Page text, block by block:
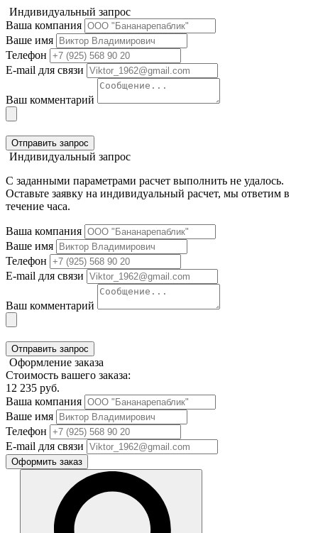
Индивидуальный запрос
Ваша компания
Ваше имя
Телефон
E-mail для связи
Ваш комментарий
Отправить запрос
Индивидуальный запрос
С заданными параметрами расчет выполнить не удалось.
Оставьте заявку на индивидуальный расчет, мы ответим в
течение часа.
Ваша компания
Ваше имя
Телефон
E-mail для связи
Ваш комментарий
Отправить запрос
Оформление заказа
Стоимость вашего заказа:
12 235 руб.
Ваша компания
Ваше имя
Телефон
E-mail для связи
Оформить заказ